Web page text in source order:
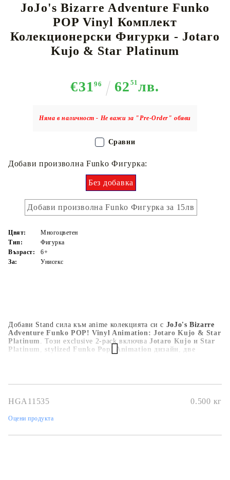
JoJo's Bizarre Adventure Funko
POP Vinyl Комплект
Колекционерски Фигурки - Jotaro
Kujo & Star Platinum
€3196 62 51 лв.
Няма в наличност - Не важи за "Pre-Order" обяви
Добави Stand сила към anime колекцията си с JoJo's Bizarre
Adventure Funko POP! Vinyl Animation: Jotaro Kujo & Star
Platinum . Този exclusive 2-pack включваJotaro Kujo и Star
Platinum
stylized Funko Pop! Animation дизайн
две
Добави произволна Funko Фигурка:
Без добавка
Добави произволна Funko Фигурка за 15лв
Цвят:
Многоцветен
Тип:
Фигурка
Възраст:
6+
За:
Унисекс
HGA11535 0.500 кг
Оцени продукта
Сравни